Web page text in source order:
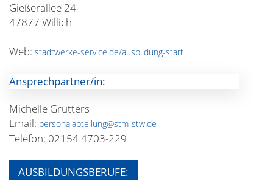
Gießerallee 24
47877 Willich
Web: stadtwerke-service.de/ausbildung-start
Ansprechpartner/in:
Michelle Grütters
Email: personalabteilung@stm-stw.de
Telefon: 02154 4703-229
AUSBILDUNGSBERUFE: